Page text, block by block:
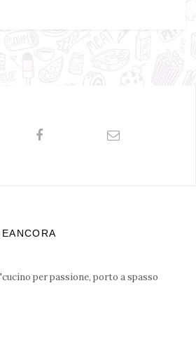
per passione, porto a spasso